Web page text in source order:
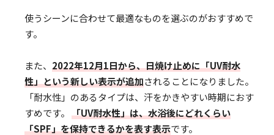
使うシーンに合わせて最適なものを選ぶのがおすすめで
す。
また、 2022年12月1日から、日焼け止めに「UV耐水
性」という新しい表示が追加されることになりました。
「耐水性」のあるタイプは、汗をかきやすい時期におす
すめです。 「UV耐水性」は、水浴後にどれくらい
「SPF」を保持できるかを表す表示です。